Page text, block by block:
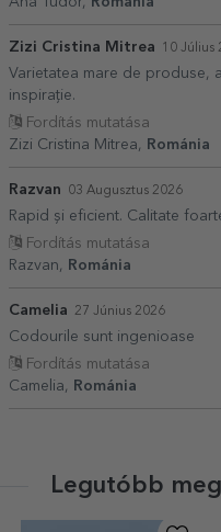
Zizi Cristina Mitrea 10 Július
Varietatea mare de produse,
inspirație.
Fordítás mutatása
Zizi Cristina Mitrea,
Románia
Razvan 03 Augusztus 2026
Rapid și eficient. Calitate
Fordítás mutatása
Razvan,
Románia
Camelia 27 Június 2026
Codourile sunt ingenioase
Fordítás mutatása
Camelia,
Románia
Legutóbb